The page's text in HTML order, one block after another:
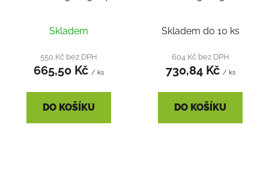
hodnocení
produktu
je
z
Skladem
550 Kč bez DPH
665,50 Kč / ks
DO KOŠÍKU
Skladem do 10 ks
604 Kč bez DPH
730,84 Kč / ks
DO KOŠÍKU